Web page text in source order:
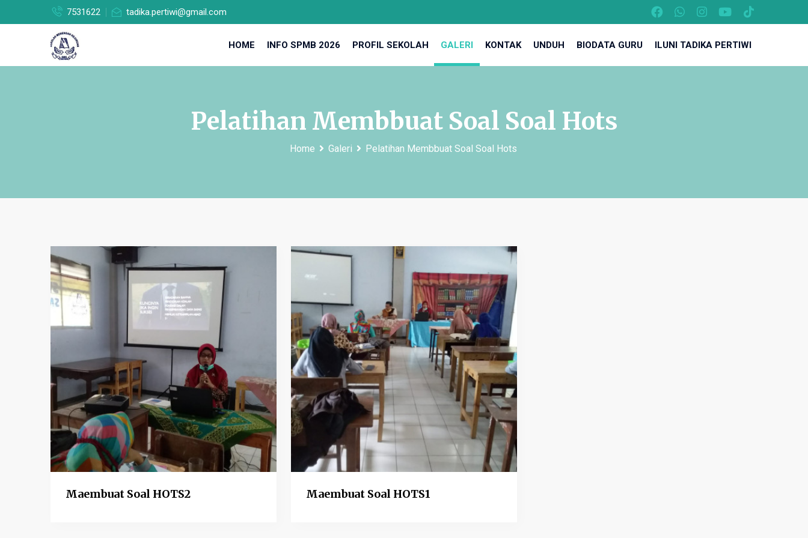
7531622 tadika.pertiwi@gmail.com
HOME INFO SPMB 2026 PROFIL SEKOLAH GALERI KONTAK UNDUH BIODATA GURU ILUNI TADIKA PERTIWI
Pelatihan Membbuat Soal Soal Hots
Home Galeri Pelatihan Membbuat Soal Soal Hots
Maembuat Soal HOTS2 Maembuat Soal HOTS1